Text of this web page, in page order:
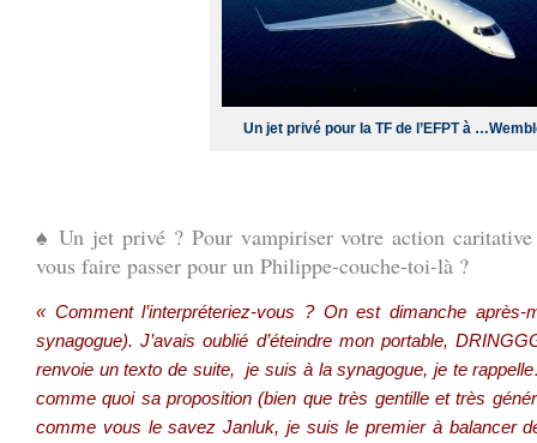
Un jet privé pour la TF de l’EFPT à
♠ Un jet privé ? Pour vampiriser votre action
vous faire passer pour un Philippe-couche-toi-là ?
« Comment l’interpréteriez-vous ? On est dimanche
synagogue). J’avais oublié d’éteindre mon portable,
renvoie un textode suite, je suis à la synagogue, je te
comme quoi sa proposition (bien que très gentille et très
comme vous le savez Janluk, je suis le premier à balancer